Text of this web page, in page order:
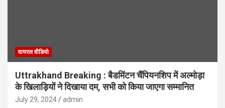
वायरल वीडियो
Uttrakhand Breaking : बैडमिंटन चैंपियनशिप में अल्मोड़ा
के खिलाड़ियों ने दिखाया दम, सभी को किया जाएगा सम्मानित
July 29, 2024 admin